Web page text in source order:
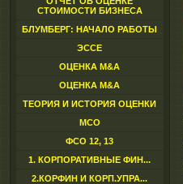
СТОИМОСТИ БИЗНЕСА
БЛУМБЕРГ: НАЧАЛО РАБОТЫ
ЭССЕ
ОЦЕНКА M&A
ОЦЕНКА M&A
ТЕОРИЯ И ИСТОРИЯ ОЦЕНКИ
МСО
ФСО 12, 13
1. КОРПОРАТИВНЫЕ ФИН...
2.КОРФИН И КОРП.УПРА...